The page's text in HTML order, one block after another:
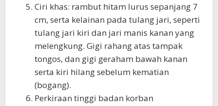
Ciri khas: rambut hitam lurus sepanjang 7
cm, serta kelainan pada tulang jari, seperti
tulang jari kiri dan jari manis kanan yang
melengkung. Gigi rahang atas tampak
tongos, dan gigi geraham bawah kanan
serta kiri hilang sebelum kematian
(bogang).
Perkiraan tinggi badan korban